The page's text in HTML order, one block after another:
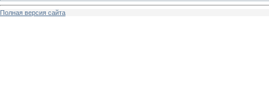
Полная версия сайта